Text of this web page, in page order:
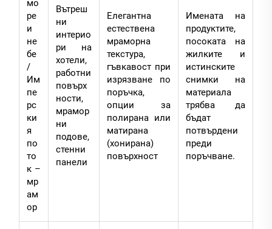
мо
ре
и
не
бе
/
Им
пе
рс
ки
я
по
то
к –
мр
ам
ор
Вътреш
ни
интерио
ри на
хотели,
работни
повърх
ности,
мрамор
ни
подове,
стенни
панели
Елегантна
естествена
мраморна
текстура,
гъвкавост при
изрязване по
поръчка,
опции за
полирана или
матирана
(хонирана)
повърхност
Имената на
продуктите,
посоката на
жилките и
истинските
снимки на
материала
трябва да
бъдат
потвърдени
преди
поръчване.